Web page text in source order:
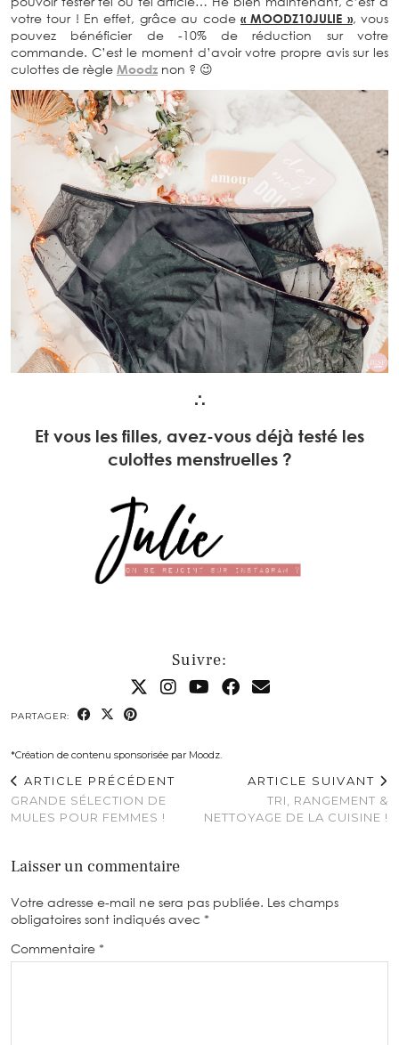
votre tour ! En effet, grâce au code « MOODZ10JULIE », vous
pouvez bénéficier de -10% de réduction sur votre
commande. C’est le moment d’avoir votre propre avis sur les
culottes de règle Moodz non ? 😉
∴
Et vous les filles, avez-vous déjà testé les
culottes menstruelles ?
Suivre:
PARTAGER:
*Création de contenu sponsorisée par Moodz.
ARTICLE PRÉCÉDENT
GRANDE SÉLECTION DE
MULES POUR FEMMES !
ARTICLE SUIVANT
TRI, RANGEMENT &
NETTOYAGE DE LA CUISINE !
Laisser un commentaire
Votre adresse e-mail ne sera pas publiée. Les champs
obligatoires sont indiqués avec *
Commentaire *